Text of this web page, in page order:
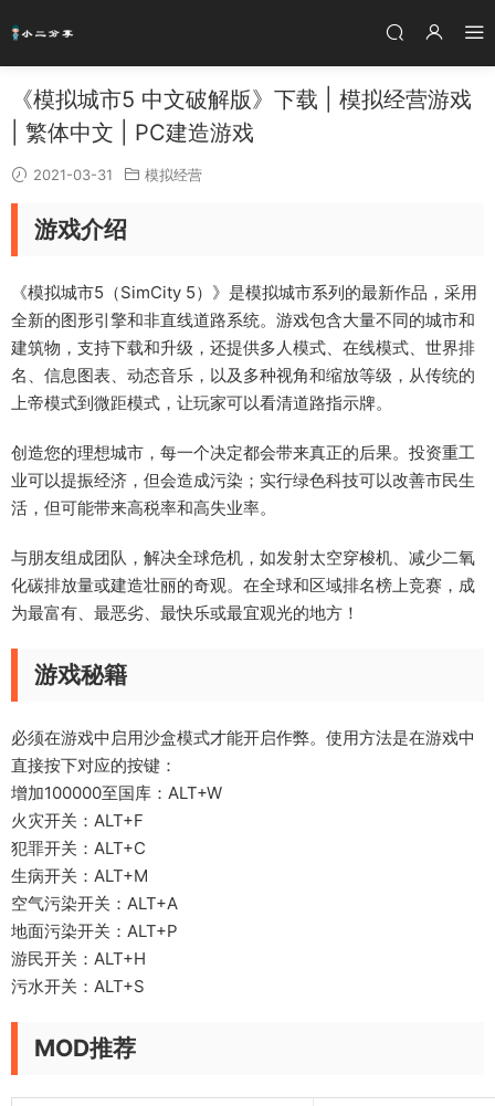
《模拟城市5 中文破解版》下载 | 模拟经营游戏
| 繁体中文 | PC建造游戏
2021-03-31 模拟经营
游戏介绍
《模拟城市5（SimCity 5）》是模拟城市系列的最新作品，采用
全新的图形引擎和非直线道路系统。游戏包含大量不同的城市和
建筑物，支持下载和升级，还提供多人模式、在线模式、世界排
名、信息图表、动态音乐，以及多种视角和缩放等级，从传统的
上帝模式到微距模式，让玩家可以看清道路指示牌。
创造您的理想城市，每一个决定都会带来真正的后果。投资重工
业可以提振经济，但会造成污染；实行绿色科技可以改善市民生
活，但可能带来高税率和高失业率。
与朋友组成团队，解决全球危机，如发射太空穿梭机、减少二氧
化碳排放量或建造壮丽的奇观。在全球和区域排名榜上竞赛，成
为最富有、最恶劣、最快乐或最宜观光的地方！
游戏秘籍
必须在游戏中启用沙盒模式才能开启作弊。使用方法是在游戏中
直接按下对应的按键：
增加100000至国库：ALT+W
火灾开关：ALT+F
犯罪开关：ALT+C
生病开关：ALT+M
空气污染开关：ALT+A
地面污染开关：ALT+P
游民开关：ALT+H
污水开关：ALT+S
MOD推荐